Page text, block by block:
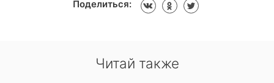
Поделиться:
Читай также